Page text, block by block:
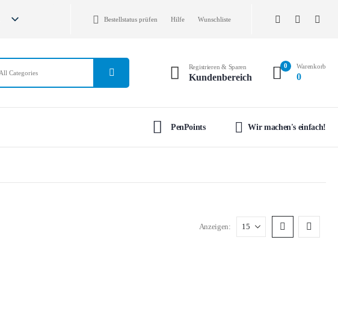
Bestellstatus prüfen Hilfe Wunschliste
Registrieren & Sparen
Kundenbereich
0 Warenkorb
0
PenPoints Wir machen's einfach!
Anzeigen: